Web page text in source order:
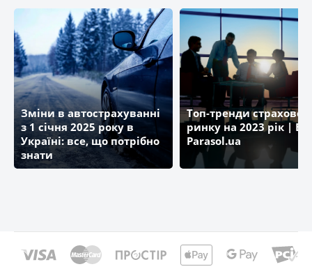
Зміни в автострахуванні
з 1 січня 2025 року в
Україні: все, що потрібно
знати
Топ-тренди
ринку на 2023 рік |
Parasol.ua